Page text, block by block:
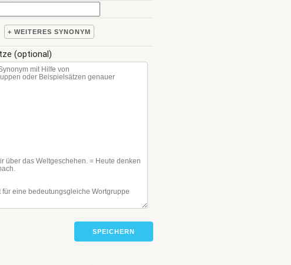
+ WEITERES SYNONYM
(optional)
SPEICHERN